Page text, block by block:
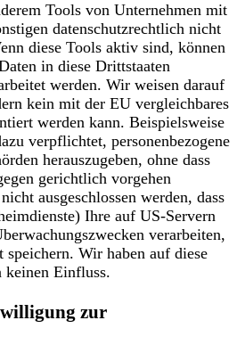
Tools von Unternehmen mit
datenschutzrechtlich nicht
diese Tools aktiv sind, können
in diese Drittstaaten
werden. Wir weisen darauf
kein mit der EU vergleichbares
werden kann. Beispielsweise
verpflichtet, personenbezogene
herauszugeben, ohne dass
gerichtlich vorgehen
ausgeschlossen werden, dass
Ihre auf US-Servern
verarbeiten,
speichern. Wir haben auf diese
keinen Einfluss.
zur